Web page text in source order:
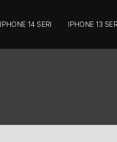
IPHONE 14 SERI IPHONE 13